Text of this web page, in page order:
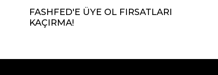
FASHFED'E ÜYE OL FIRSATLARI
KAÇIRMA!